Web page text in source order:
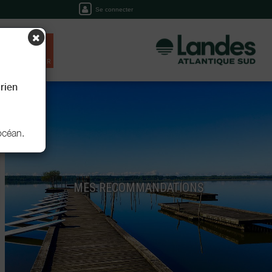
Se connecter
RÉSERVER
MES RECOMMANDATIONS